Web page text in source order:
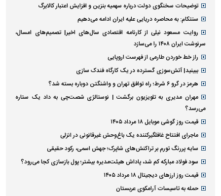
توضیحات سخنگوی دولت درباره سهمیه بنزین و افزایش اعتبار کالابرگ
سنتکام: به محاصره دریایی علیه ایران ادامه می‌دهیم
روایت مسعود نیلی از کارنامه اقتصادی سال‌های اخیر| تصمیم‌های امسال،
سرنوشت ایران ۱۴۰۸ را می‌سازد
راز خط خوردن طارمی از فهرست اروپایی
ببینید| آتش‌سوزی گسترده در یک کارگاه فندک سازی
هرمز در گرو ۶ شرط؛ راه توافق تهران و واشنگتن دوباره بسته شد؟
مهران مدیری به تلویزیون برگشت | نوستالژی شصت‌چی به داد یک ستاره
می‌رسد؟
قیمت روز گوشی موبایل ۱۸ مرداد ۱۴۰۵
ماجرای افتتاح غافلگیرکننده یک باغ‌وحش غیرقانونی در انزلی
سایه پررنگ تورم بر تراکنش‌های شاپرک؛ جهش اسمی، رکود حقیقی
سود فولاد مبارکه کم شد، پاداش هیئت‌مدیره بیشتر؛ پول بازسازی کجا می‌رود؟
قیمت روز ارز‌های دیجیتال ۱۸ مرداد ۱۴۰۵
حمله به تاسیسات آرامکوی عربستان